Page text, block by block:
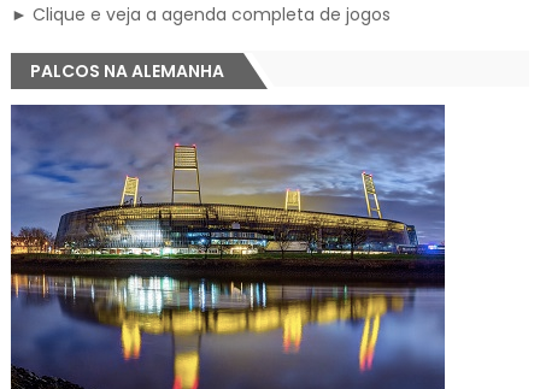
► Clique e veja a agenda completa de jogos
PALCOS NA ALEMANHA